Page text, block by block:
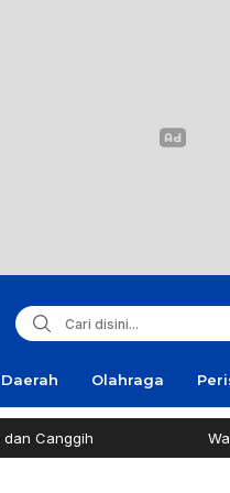
Daerah Olahraga
Warga